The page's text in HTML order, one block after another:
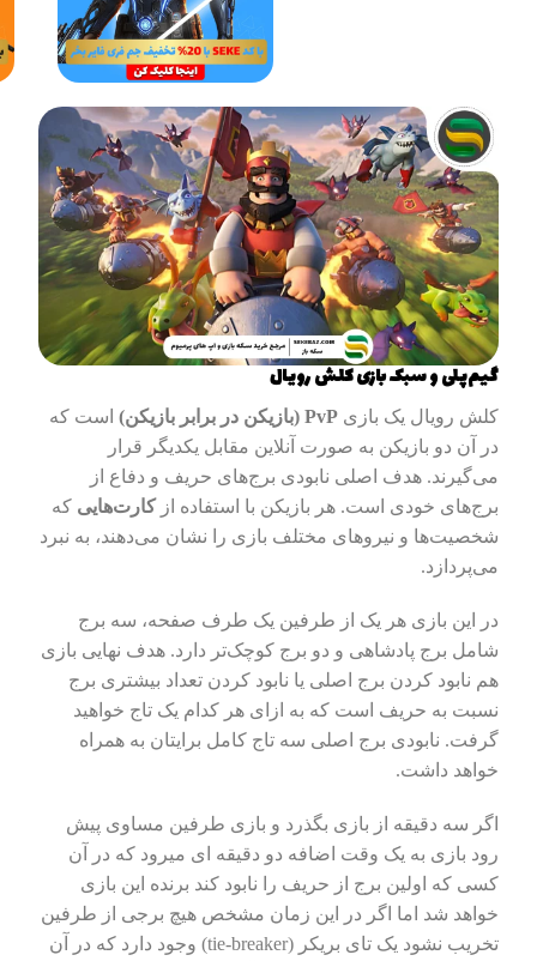
گیم‌پلی و سبک بازی کلش رویال
کلش رویال یک بازیPvP (بازیکن در برابر بازیکن)
است که
در آن دو بازیکن به صورت آنلاین مقابل یکدیگر قرار
می‌گیرند. هدف اصلی نابودی برج‌های حریف و دفاع از
برج‌های خودی است. هر بازیکن با استفاده ازکارت‌هایی که
شخصیت‌ها و نیروهای مختلف بازی را نشان می‌دهند، به نبرد
می‌پردازد.
در این بازی هر یک از طرفین یک طرف صفحه، سه برج
شامل برج پادشاهی و دو برج کوچک‌تر دارد. هدف نهایی بازی
هم نابود کردن برج اصلی یا نابود کردن تعداد بیشتری برج
نسبت به حریف است که به ازای هر کدام یک تاج خواهید
گرفت. نابودی برج اصلی سه تاج کامل برایتان به همراه
خواهد داشت.
اگر سه دقیقه از بازی بگذرد و بازی طرفین مساوی پیش
رود بازی به یک وقت اضافه دو دقیقه ای میرود که در آن
کسی که اولین برج از حریف را نابود کند برنده این بازی
خواهد شد اما اگر در این زمان مشخص هیچ برجی از طرفین
تخریب نشود یک تای بریکر (tie-breaker) وجود دارد که در آن